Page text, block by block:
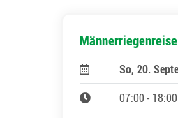
Männerriegenreise
So, 20.
07:00 -